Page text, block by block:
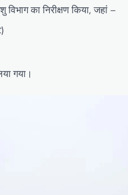
का निरीक्षण किया, जहां –
गया।